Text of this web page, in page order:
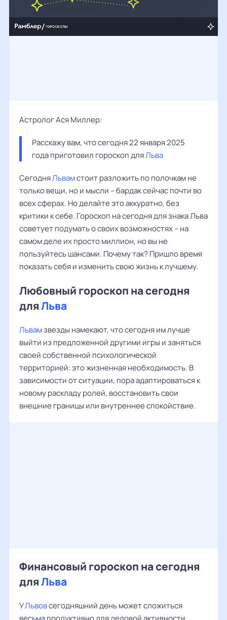
Астролог Ася Миллер:
Расскажу вам, что сегодня 22 января 2025
года приготовил гороскоп для Льва
СегодняЛьвамстоит разложить по полочкам не
только вещи, но и мысли – бардак сейчас почти во
всех сферах. Но делайте это аккуратно, без
критики к себе. Гороскоп на сегодня для знака Льва
советует подумать о своих возможностях – на
самом деле их просто миллион, но вы не
пользуйтесь шансами. Почему так? Пришло время
показать себя и изменить свою жизнь к лучшему.
Любовный гороскоп на сегодня
дляЛьва
Львамзвезды намекают, что сегодня им лучше
выйти из предложенной другими игры и заняться
своей собственной психологической
территорией: это жизненная необходимость. В
зависимости от ситуации, пора адаптироваться к
новому раскладу ролей, восстановить свои
внешние границы или внутреннее спокойствие.
Финансовый гороскоп на сегодня
дляЛьва
УЛьвовсегодняшний день может сложиться